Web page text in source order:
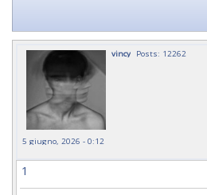
vincy Posts: 12262
5 giugno, 2026 - 0:12
1